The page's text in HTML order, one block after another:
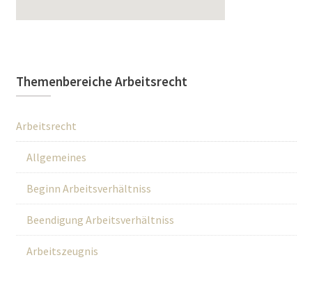
Themenbereiche Arbeitsrecht
Arbeitsrecht
Allgemeines
Beginn Arbeitsverhältniss
Beendigung Arbeitsverhältniss
Arbeitszeugnis